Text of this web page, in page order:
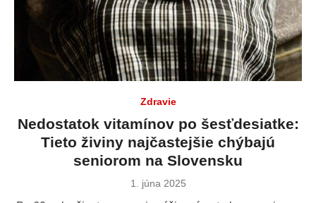
Zdravie
Nedostatok vitamínov po šesťdesiatke:
Tieto živiny najčastejšie chýbajú
seniorom na Slovensku
Publikované
1. júna 2025